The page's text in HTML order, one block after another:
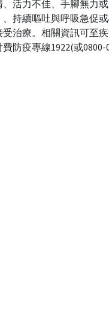
、活力不佳、手腳無力
、持續嘔吐與呼吸急促
受治療。相關資訊可至
防疫專線1922(或0800-